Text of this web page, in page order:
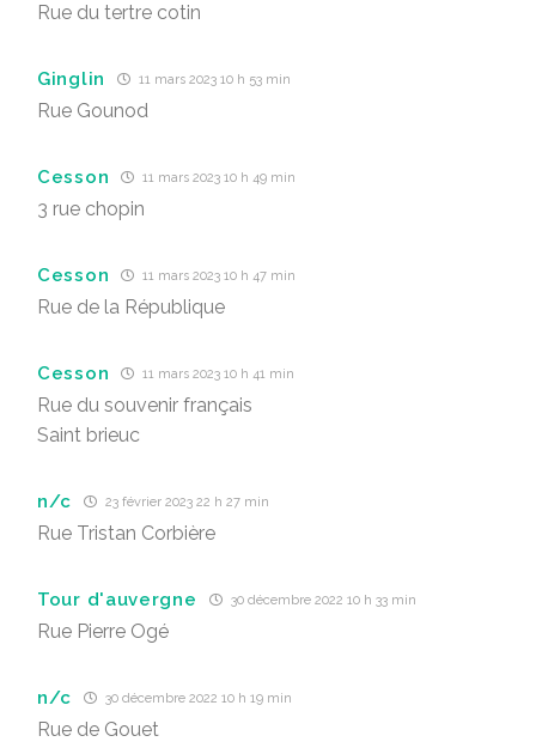
Rue du tertre cotin
Ginglin 11 mars 2023 10 h 53 min
Rue Gounod
Cesson 11 mars 2023 10 h 49 min
3 rue chopin
Cesson 11 mars 2023 10 h 47 min
Rue de la République
Cesson 11 mars 2023 10 h 41 min
Rue du souvenir français
Saint brieuc
n/c 23 février 2023 22 h 27 min
Rue Tristan Corbière
Tour d'auvergne 30 décembre 2022 10 h 33 min
Rue Pierre Ogé
n/c 30 décembre 2022 10 h 19 min
Rue de Gouet